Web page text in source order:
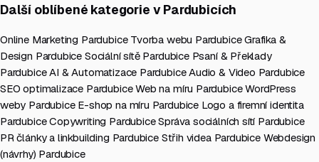
Další oblíbené kategorie v Pardubicích
Online Marketing Pardubice Tvorba webu PardubiceGrafika &
Design Pardubice Sociální sítě Pardubice Psaní & Překlady
PardubiceAI & Automatizace PardubiceAudio & Video Pardubice
SEO optimalizace PardubiceWeb na míru PardubiceWordPress
weby Pardubice E-shop na míru Pardubice Logo a firemní identita
PardubiceCopywriting PardubiceSpráva sociálních sítí Pardubice
PR články a linkbuilding Pardubice Střih videa Pardubice Webdesign
(návrhy) Pardubice